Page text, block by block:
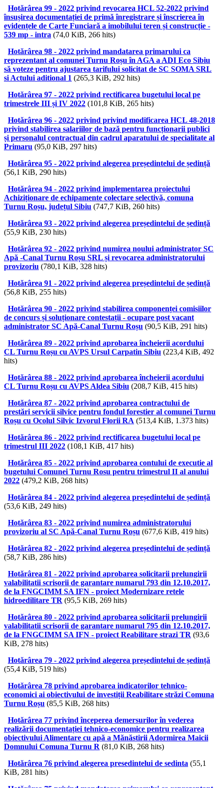
Hotărârea 99 - 2022 privind revocarea HCL 52-2022 privind
însușirea documentației de primă înregistrare și înscrierea în
evidențele de Carte Funciară a imobilului teren și construcție -
539 mp - intra (74,0 KiB, 266 hits)
Hotărârea 98 - 2022 privind mandatarea primarului ca
reprezentant al comunei Turnu Roșu în AGA a ADI Eco Sibiu
să voteze pentru ajustarea tarifului solicitat de SC SOMA SRL
si Actului aditional 1 (265,3 KiB, 292 hits)
Hotărârea 97 - 2022 privind rectificarea bugetului local pe
trimestrele III și IV 2022 (101,8 KiB, 265 hits)
Hotărârea 96 - 2022 privind privind modificarea HCL 48-2018
privind stabilirea salariilor de bază pentru funcționarii publici
și personalul contractual din cadrul aparatului de specialitate al
Primaru (95,0 KiB, 297 hits)
Hotărârea 95 - 2022 privind alegerea președintelui de ședință
(56,1 KiB, 290 hits)
Hotărârea 94 - 2022 privind implementarea proiectului
Achiziționare de echipamente colectare selectivă, comuna
Turnu Roșu, județul Sibiu (747,7 KiB, 260 hits)
Hotărârea 93 - 2022 privind alegerea președintelui de ședință
(55,9 KiB, 230 hits)
Hotărârea 92 - 2022 privind numirea noului administrator SC
Apă -Canal Turnu Roșu SRL și revocarea administratorului
provizoriu (780,1 KiB, 328 hits)
Hotărârea 91 - 2022 privind alegerea președintelui de ședință
(56,8 KiB, 255 hits)
Hotărârea 90 - 2022 privind stabilirea componenței comisiilor
de concurs și soluționare contestații - ocupare post vacant
administrator SC Apă-Canal Turnu Roșu (90,5 KiB, 291 hits)
Hotărârea 89 - 2022 privind aprobarea încheierii acordului
CL Turnu Roșu cu AVPS Ursul Carpatin Sibiu (223,4 KiB, 492
hits)
Hotărârea 88 - 2022 privind aprobarea încheierii acordului
CL Turnu Roșu cu AVPS Aldea Sibiu (208,7 KiB, 415 hits)
Hotărârea 87 - 2022 privind aprobarea contractului de
prestări servicii silvice pentru fondul forestier al comunei Turnu
Roșu cu Ocolul Silvic Izvorul Florii RA (513,4 KiB, 1.373 hits)
Hotărârea 86 - 2022 privind rectificarea bugetului local pe
trimestrul III 2022 (108,1 KiB, 417 hits)
Hotărârea 85 - 2022 privind aprobarea contului de executie al
bugetului Comunei Turnu Rosu pentru trimestrul II al anului
2022 (479,2 KiB, 268 hits)
Hotărârea 84 - 2022 privind alegerea președintelui de ședință
(53,6 KiB, 249 hits)
Hotărârea 83 - 2022 privind numirea administratorului
provizoriu al SC Apă-Canal Turnu Roșu (677,6 KiB, 419 hits)
Hotărârea 82 - 2022 privind alegerea președintelui de ședință
(58,7 KiB, 286 hits)
Hotărârea 81 - 2022 privind aprobarea solicitarii prelungirii
valabilitatii scrisorii de garantare numarul 793 din 12.10.2017,
de la FNGCIMM SA IFN - proiect Modernizare retele
hidroedilitare TR (95,5 KiB, 269 hits)
Hotărârea 80 - 2022 privind aprobarea solicitarii prelungirii
valabilitatii scrisorii de garantare numarul 795 din 12.10.2017,
de la FNGCIMM SA IFN - proiect Reabilitare strazi TR (93,6
KiB, 278 hits)
Hotărârea 79 - 2022 privind alegerea președintelui de ședință
(55,4 KiB, 519 hits)
Hotărârea 78 privind aprobarea indicatorilor tehnico-
economici ai obiectivului de investiții Reabilitare străzi Comuna
Turnu Roșu (85,5 KiB, 268 hits)
Hotărârea 77 privind începerea demersurilor în vederea
realizării documentației tehnico-economice pentru realizarea
obiectivului Alimentare cu apă a Mănăstirii Adormirea Maicii
Domnului Comuna Turnu R (81,0 KiB, 268 hits)
Hotărârea 76 privind alegerea presedintelui de sedinta (55,1
KiB, 281 hits)